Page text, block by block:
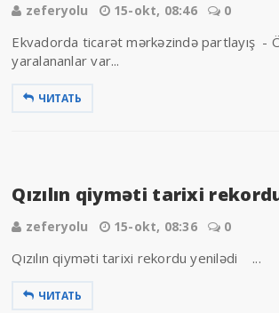
zeferyolu 15-okt, 08:46 0
Ekvadorda ticarət mərkəzində partlayış -
yaralananlar var...
ЧИТАТЬ
Qızılın qiyməti tarixi
zeferyolu 15-okt, 08:36 0
Qızılın qiyməti tarixi rekordu yenilədi ...
ЧИТАТЬ